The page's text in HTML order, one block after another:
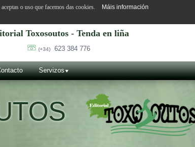
Toxosoutos - Tenda en liña
(+34) 623 384 776
Servizos
o uso que facemos das cookies. Máis información